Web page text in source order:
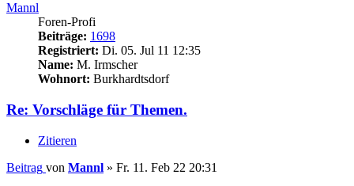
Mannl
Foren-Profi
Beiträge: 1698
Registriert: Di. 05. Jul 11 12:35
Name: M. Irmscher
Wohnort: Burkhardtsdorf
Re: Vorschläge für Themen.
Zitieren
Beitrag von Mannl » Fr. 11. Feb 22 20:31